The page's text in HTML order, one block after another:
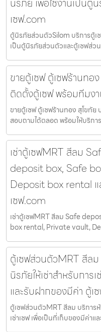
นิรภัย เพื่อใช้งานเป็นตู้
เซฟ.com
ตู้นิรภัยส่วนตัวSilom บริการตู้เ
เป็นตู้นิรภัยส่วนตัวและตู้เซฟส่
ขายตู้เซฟ ตู้เซฟร้านทอ
ติดตั้งตู้เซฟ พร้อมทีมง
ขายตู้เซฟ ตู้เซฟร้านทอง สุโขทั
สอบถามได้ตลอด พร้อมให้บริกา
เช่าตู้เซฟMRT สีลม
deposit box, Safe
Deposit box rental
เซฟ.com
เช่าตู้เซฟMRT สีลม Safe
box rental, Private vault,
ตู้เซฟส่วนตัวMRT สีล
นิรภัยให้เช่าสำหรับการ
และรับฝากของมีค่า ตู้เ
ตู้เซฟส่วนตัวMRT สีลม บริการ
เช่าเซฟ เพื่อเป็นที่เก็บของมีค่า